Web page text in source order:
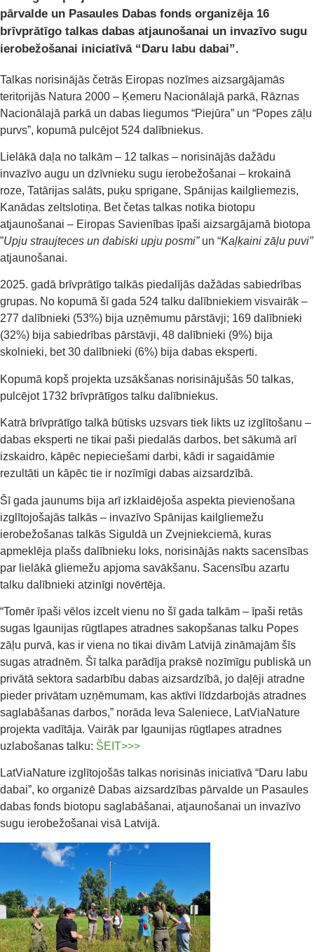
pārvalde un Pasaules Dabas fonds organizēja 16
brīvprātīgo talkas dabas atjaunošanai un invazīvo sugu
ierobežošanai iniciatīvā “Daru labu dabai”.
Talkas norisinājās četrās Eiropas nozīmes aizsargājamās
teritorijās Natura 2000 – Ķemeru Nacionālajā parkā, Rāznas
Nacionālajā parkā un dabas liegumos “Piejūra” un “Popes zāļu
purvs”, kopumā pulcējot 524 dalībniekus.
Lielākā daļa no talkām – 12 talkas – norisinājās dažādu
invazīvo augu un dzīvnieku sugu ierobežošanai – krokainā
roze, Tatārijas salāts, puķu sprigane, Spānijas kailgliemezis,
Kanādas zeltslotiņa. Bet četas talkas notika biotopu
atjaunošanai – Eiropas Savienības īpaši aizsargājamā biotopa
”Upju straujteces un dabiski upju posmi” un “Kaļķaini zāļu puvi”
atjaunošanai.
2025. gadā brīvprātīgo talkās piedalījās dažādas sabiedrības
grupas. No kopumā šī gada 524 talku dalībniekiem visvairāk –
277 dalībnieki (53%) bija uzņēmumu pārstāvji; 169 dalībnieki
(32%) bija sabiedrības pārstāvji, 48 dalībnieki (9%) bija
skolnieki, bet 30 dalībnieki (6%) bija dabas eksperti.
Kopumā kopš projekta uzsākšanas norisinājušās 50 talkas,
pulcējot 1732 brīvprātīgos talku dalībniekus.
Katrā brīvprātīgo talkā būtisks uzsvars tiek likts uz izglītošanu –
dabas eksperti ne tikai paši piedalās darbos, bet sākumā arī
izskaidro, kāpēc nepieciešami darbi, kādi ir sagaidāmie
rezultāti un kāpēc tie ir nozīmīgi dabas aizsardzībā.
Šī gada jaunums bija arī izklaidējoša aspekta pievienošana
izglītojošajās talkās – invazīvo Spānijas kailgliemežu
ierobežošanas talkās Siguldā un Zvejniekciemā, kuras
apmeklēja plašs dalībnieku loks, norisinājās nakts sacensības
par lielākā gliemežu apjoma savākšanu. Sacensību azartu
talku dalībnieki atzinīgi novērtēja.
“Tomēr īpaši vēlos izcelt vienu no šī gada talkām – īpaši retās
sugas Igaunijas rūgtlapes atradnes sakopšanas talku Popes
zāļu purvā, kas ir viena no tikai divām Latvijā zināmajām šīs
sugas atradnēm. Šī talka parādīja praksē nozīmīgu publiskā un
privātā sektora sadarbību dabas aizsardzībā, jo daļēji atradne
pieder privātam uzņēmumam, kas aktīvi līdzdarbojās atradnes
saglabāšanas darbos,” norāda Ieva Saleniece, LatViaNature
projekta vadītāja. Vairāk par Igaunijas rūgtlapes atradnes
uzlabošanas talku: ŠEIT>>>
LatViaNature izglītojošās talkas norisinās iniciatīvā “Daru labu
dabai”, ko organizē Dabas aizsardzības pārvalde un Pasaules
dabas fonds biotopu saglabāšanai, atjaunošanai un invazīvo
sugu ierobežošanai visā Latvijā.